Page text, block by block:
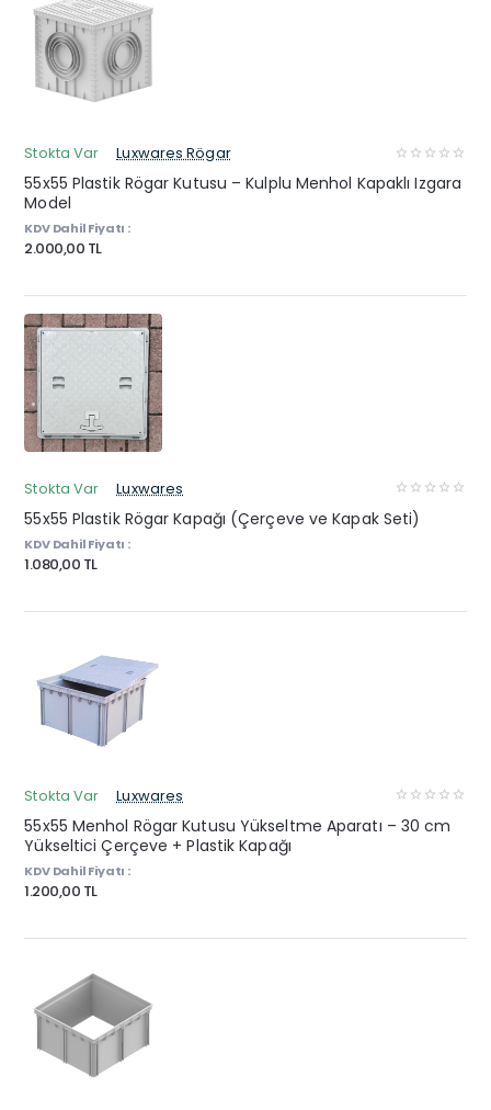
Stokta Var Luxwares Rögar
55x55 Plastik Rögar Kutusu – Kulplu Menhol Kapaklı Izgara
Model
KDV Dahil Fiyatı :
2.000,00 TL
Stokta Var Luxwares
55x55 Plastik Rögar Kapağı (Çerçeve ve Kapak Seti)
KDV Dahil Fiyatı :
1.080,00 TL
Stokta Var Luxwares
55x55 Menhol Rögar Kutusu Yükseltme Aparatı – 30 cm
Yükseltici Çerçeve + Plastik Kapağı
KDV Dahil Fiyatı :
1.200,00 TL